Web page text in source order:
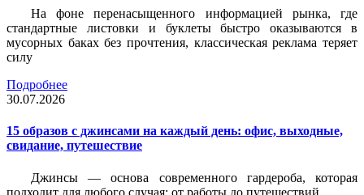
На фоне перенасыщенного информацией рынка, где
стандартные листовки и буклеты быстро оказываются в
мусорных баках без прочтения, классическая реклама теряет
силу
Подробнее
30.07.2026
15 образов с джинсами на каждый день: офис, выходные,
свидание, путешествие
Джинсы — основа современного гардероба, которая
подходит для любого случая: от работы до путешествий